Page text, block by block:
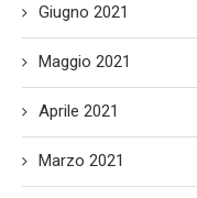
Giugno 2021
Maggio 2021
Aprile 2021
Marzo 2021